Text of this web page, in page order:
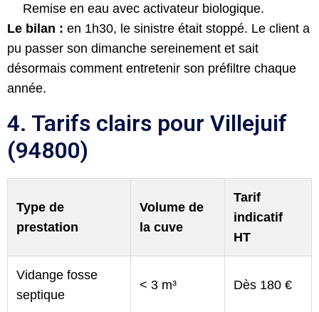
Remise en eau avec activateur biologique.
Le bilan : en 1h30, le sinistre était stoppé. Le client a
pu passer son dimanche sereinement et sait
désormais comment entretenir son préfiltre chaque
année.
4. Tarifs clairs pour Villejuif
(94800)
Type de
prestation
Volume de
la cuve
Tarif
indicatif
HT
Vidange fosse
septique
< 3 m³ Dès 180 €